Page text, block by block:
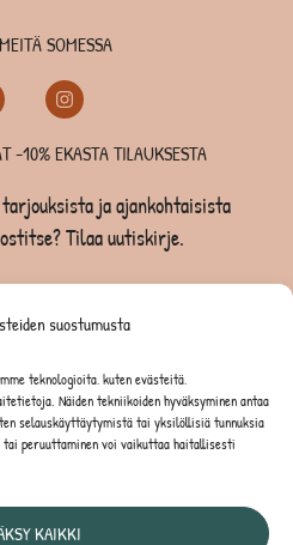
suostumusta
teknologioita, kuten evästeitä,
Näiden tekniikoiden hyväksyminen antaa
selauskäyttäytymistä tai yksilöllisiä tunnuksia
peruuttaminen voi vaikuttaa haitallisesti
KAIKKI
SOMESSA
-10% EKASTA TILAUKSESTA
ja ajankohtaisista
Tilaa uutiskirje.
TILAUKSESTA
KISSOILLE